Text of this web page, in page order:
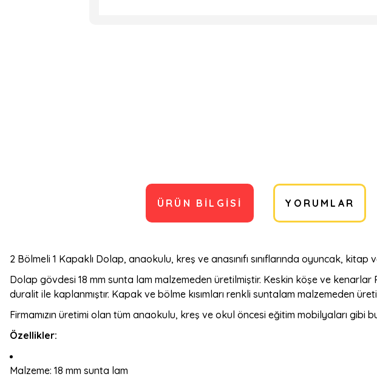
ÜRÜN BILGISI YORUMLAR
2 Bölmeli 1 Kapaklı Dolap, anaokulu, kreş ve anasınıfı sınıflarında oyuncak,
Dolap gövdesi 18 mm sunta lam malzemeden üretilmiştir. Keskin köşe ve
duralit ile kaplanmıştır. Kapak ve bölme kısımları renkli suntalam malzemeden
Firmamızın üretimi olan tüm anaokulu, kreş ve okul öncesi eğitim mobilyaları gibi
Özellikler:
Malzeme: 18 mm sunta lam